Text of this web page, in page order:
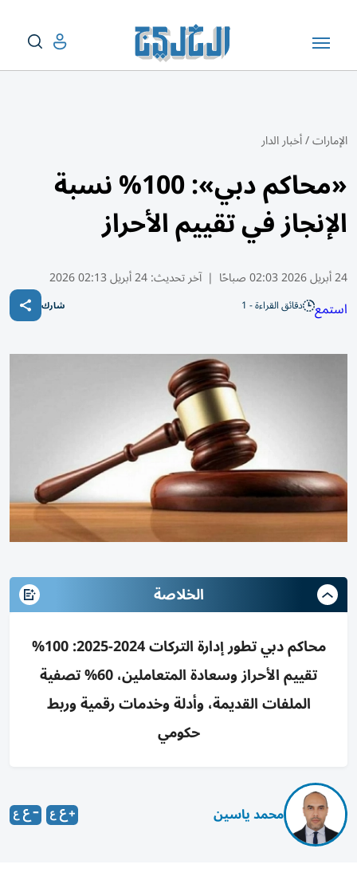
الإمارات/أخبار الدار
«محاكم دبي»: 100% نسبة
الإنجاز في تقييم الأحراز
24 أبريل 2026 02:03 صباحًا | آخر تحديث:24 أبريل 02:13 2026
استمع دقائق القراءة - 1 شارك
الخلاصة
محاكم دبي تطور إدارة التركات 2024-2025: 100%
تقييم الأحراز وسعادة المتعاملين، 60% تصفية
الملفات القديمة، وأدلة وخدمات رقمية وربط
حكومي
محمد ياسين